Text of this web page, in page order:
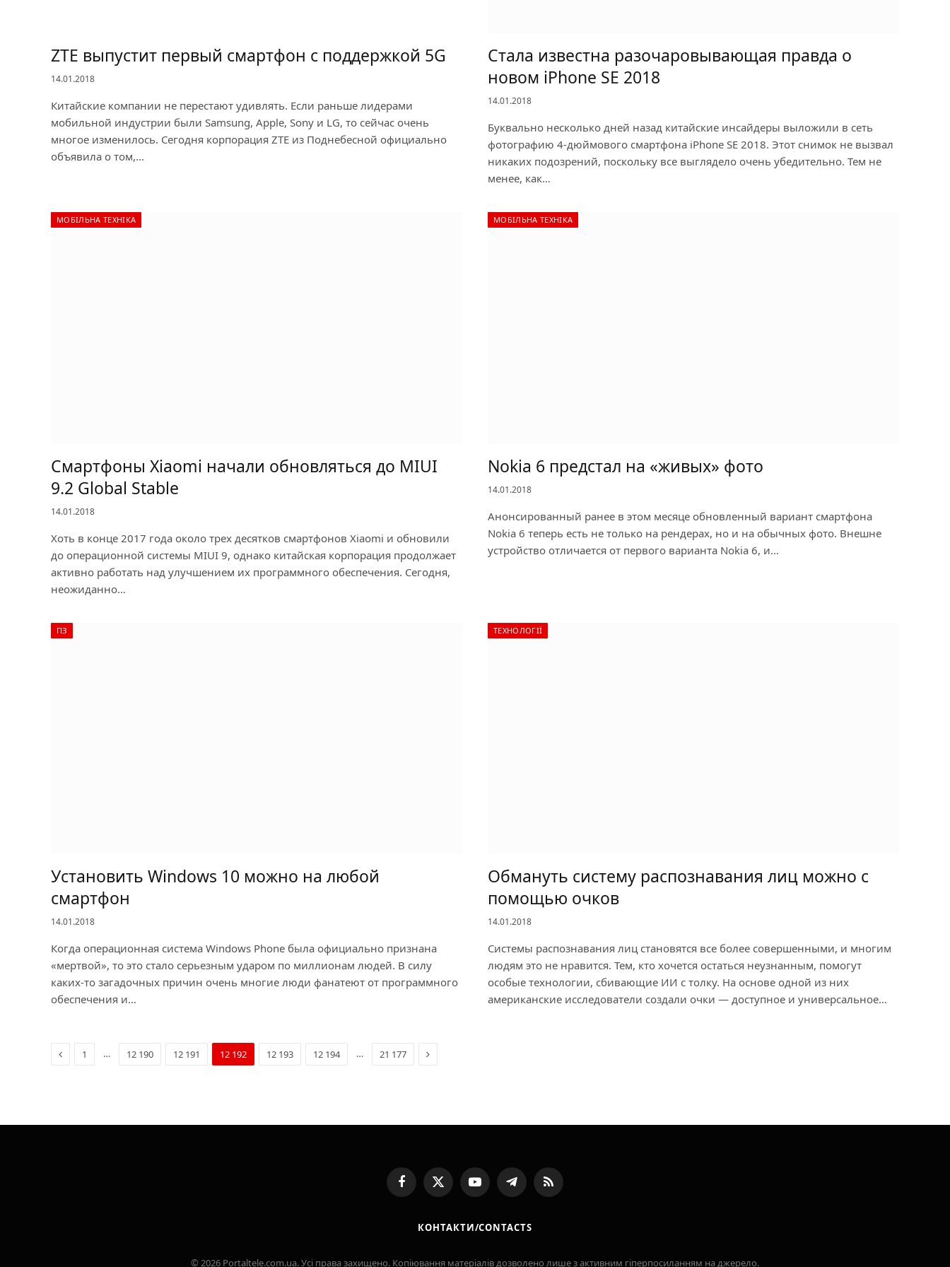
ZTE выпустит первый смартфон с поддержкой 5G
14.01.2018
Китайские компании не перестают удивлять. Если раньше лидерами
мобильной индустрии были Samsung, Apple, Sony и LG, то сейчас очень
многое изменилось. Сегодня корпорация ZTE из Поднебесной официально
объявила о том,…
Стала известна разочаровывающая правда о
новом iPhone SE 2018
14.01.2018
Буквально несколько дней назад китайские инсайдеры выложили в сеть
фотографию 4-дюймового смартфона iPhone SE 2018. Этот снимок не вызвал
никаких подозрений, поскольку все выглядело очень убедительно. Тем не
менее, как…
МОБІЛЬНА ТЕХНІКА
Смартфоны Xiaomi начали обновляться до MIUI
9.2 Global Stable
14.01.2018
Хоть в конце 2017 года около трех десятков смартфонов Xiaomi и обновили
до операционной системы MIUI 9, однако китайская корпорация продолжает
активно работать над улучшением их программного обеспечения. Сегодня,
неожиданно…
МОБІЛЬНА ТЕХНІКА
Nokia 6 предстал на «живых» фото
14.01.2018
Анонсированный ранее в этом месяце обновленный вариант смартфона
Nokia 6 теперь есть не только на рендерах, но и на обычных фото. Внешне
устройство отличается от первого варианта Nokia 6, и…
ПЗ
Установить Windows 10 можно на любой
смартфон
14.01.2018
Когда операционная система Windows Phone была официально признана
«мертвой», то это стало серьезным ударом по миллионам людей. В силу
каких-то загадочных причин очень многие люди фанатеют от программного
обеспечения и…
ТЕХНОЛОГІЇ
Обмануть систему распознавания лиц можно с
помощью очков
14.01.2018
Системы распознавания лиц становятся все более совершенными, и многим
людям это не нравится. Тем, кто хочется остаться неузнанным, помогут
особые технологии, сбивающие ИИ с толку. На основе одной из них
американские исследователи создали очки — доступное и универсальное…
Previous
1 … 12 190 12 191 12 192 12 193 12 194 … 21 177 Next
FacebookX
(Twitter)
YouTube TelegramRSS
КОНТАКТИ/CONTACTS
© 2026 Portaltele.com.ua. Усі права захищено. Копіювання матеріалів дозволено лише з активним гіперпосиланням на джерело.